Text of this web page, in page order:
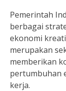
Pemerintah
berbagai
ekonomi
merupakan
memberikan
pertumbuhan
kerja.